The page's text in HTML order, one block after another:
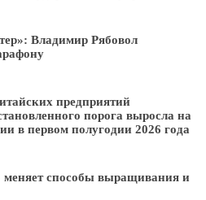
Владимир Рябовол
предприятий
порога выросла на
в первом полугодии 2026 года
меняет способы выращивания и